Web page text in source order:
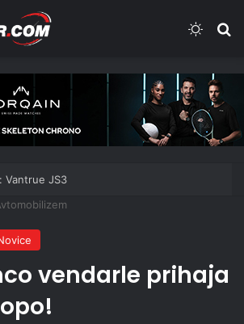
Vantrue JS3
vendarle prihaja